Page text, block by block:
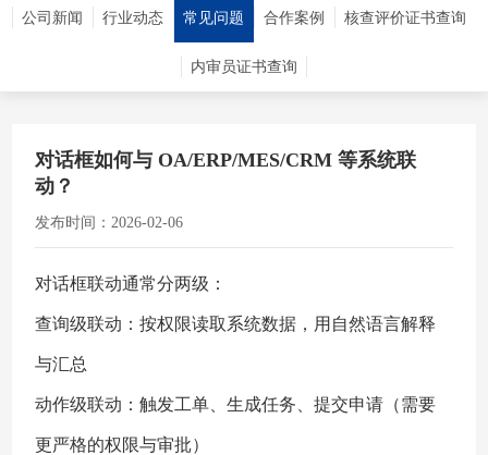
公司新闻 行业动态 常见问题 合作案例 核查评价证书查询
内审员证书查询
对话框如何与 OA/ERP/MES/CRM 等系统联
动？
发布时间：2026-02-06
对话框联动通常分两级：
查询级联动：按权限读取系统数据，用自然语言解释
与汇总
动作级联动：触发工单、生成任务、提交申请（需要
更严格的权限与审批）